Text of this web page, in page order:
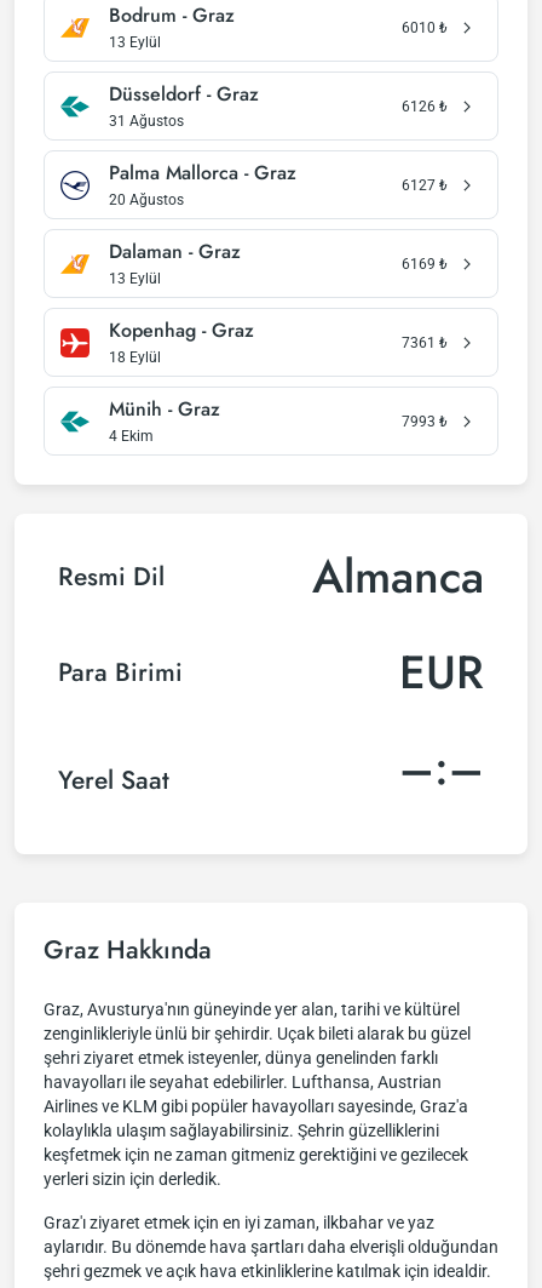
Bodrum - Graz
13 Eylül
6010 ₺
Düsseldorf - Graz
31 Ağustos
6126 ₺
Palma Mallorca - Graz
20 Ağustos
6127 ₺
Dalaman - Graz
13 Eylül
6169 ₺
Kopenhag - Graz
18 Eylül
7361 ₺
Münih - Graz
4 Ekim
7993 ₺
Resmi Dil Almanca
Para Birimi EUR
Yerel Saat –:–
Graz Hakkında
Graz, Avusturya'nın güneyinde yer alan, tarihi ve kültürel
zenginlikleriyle ünlü bir şehirdir. Uçak bileti alarak bu güzel
şehri ziyaret etmek isteyenler, dünya genelinden farklı
havayolları ile seyahat edebilirler. Lufthansa, Austrian
Airlines ve KLM gibi popüler havayolları sayesinde, Graz'a
kolaylıkla ulaşım sağlayabilirsiniz. Şehrin güzelliklerini
keşfetmek için ne zaman gitmeniz gerektiğini ve gezilecek
yerleri sizin için derledik.
Graz'ı ziyaret etmek için en iyi zaman, ilkbahar ve yaz
aylarıdır. Bu dönemde hava şartları daha elverişli olduğundan
şehri gezmek ve açık hava etkinliklerine katılmak için idealdir.